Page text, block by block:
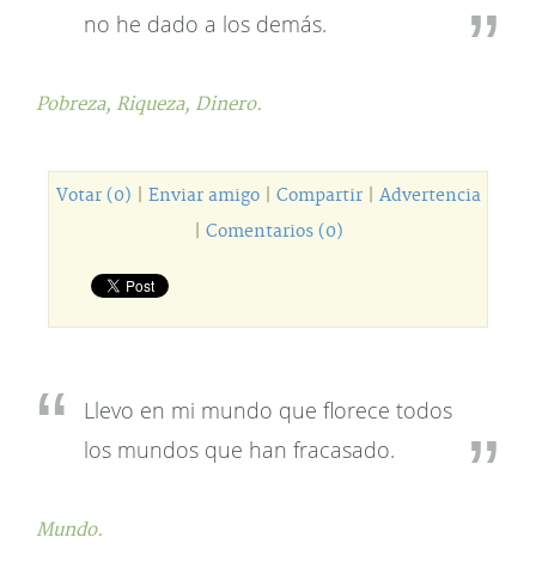
no he dado a los demás.
Pobreza, Riqueza, Dinero.
Votar (0) Enviar amigo| Compartir| Advertencia
Comentarios (0)
Llevo en mi mundo que florece todos
los mundos que han fracasado.
Mundo.